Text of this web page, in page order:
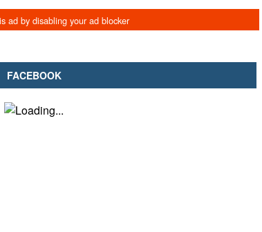
FACEBOOK